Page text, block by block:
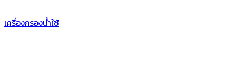
เครื่องกรองน้ำใช้